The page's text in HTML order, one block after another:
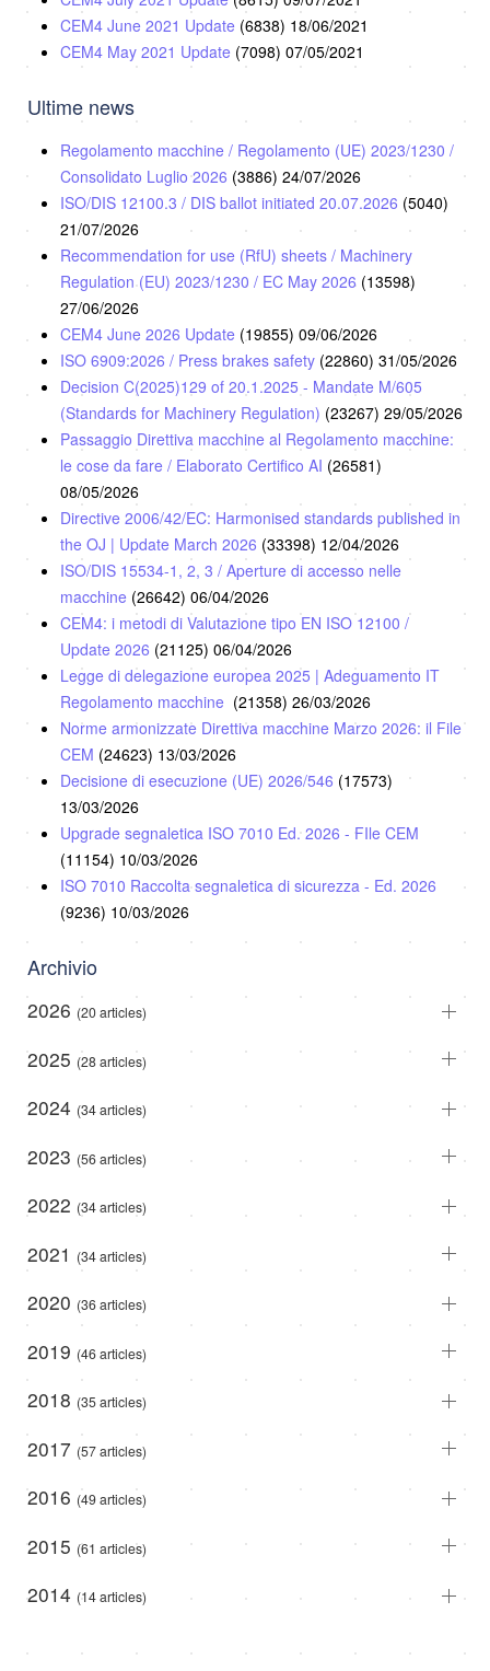
CEM4 June 2021 Update (6838) 18/06/2021
CEM4 May 2021 Update (7098) 07/05/2021
Ultime news
Regolamento macchine / Regolamento (UE) 2023/1230 /
Consolidato Luglio 2026 (3886) 24/07/2026
ISO/DIS 12100.3 / DIS ballot initiated 20.07.2026 (5040)
21/07/2026
Recommendation for use (RfU) sheets / Machinery
Regulation (EU) 2023/1230 / EC May 2026 (13598)
27/06/2026
CEM4 June 2026 Update (19855) 09/06/2026
ISO 6909:2026 / Press brakes safety (22860) 31/05/2026
Decision C(2025)129 of 20.1.2025 - Mandate M/605
(Standards for Machinery Regulation) (23267) 29/05/2026
Passaggio Direttiva macchine al Regolamento macchine:
le cose da fare / Elaborato Certifico AI (26581)
08/05/2026
Directive 2006/42/EC: Harmonised standards published in
the OJ | Update March 2026 (33398) 12/04/2026
ISO/DIS 15534-1, 2, 3 / Aperture di accesso nelle
macchine (26642) 06/04/2026
CEM4: i metodi di Valutazione tipo EN ISO 12100 /
Update 2026 (21125) 06/04/2026
Legge di delegazione europea 2025 | Adeguamento IT
Regolamento macchine (21358) 26/03/2026
Norme armonizzate Direttiva macchine Marzo 2026: il File
CEM (24623) 13/03/2026
Decisione di esecuzione (UE) 2026/546 (17573)
13/03/2026
Upgrade segnaletica ISO 7010 Ed. 2026 - FIle CEM
(11154) 10/03/2026
ISO 7010 Raccolta segnaletica di sicurezza - Ed. 2026
(9236) 10/03/2026
Archivio
2026 (20 articles)
2025 (28 articles)
2024 (34 articles)
2023 (56 articles)
2022 (34 articles)
2021 (34 articles)
2020 (36 articles)
2019 (46 articles)
2018 (35 articles)
2017 (57 articles)
2016 (49 articles)
2015 (61 articles)
2014 (14 articles)